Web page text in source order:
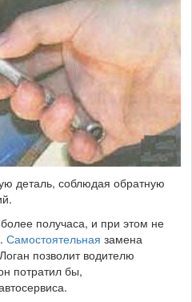
деталь, соблюдая обратную
получаса, и при этом не
Самостоятельная замена
позволит водителю
потратил бы,